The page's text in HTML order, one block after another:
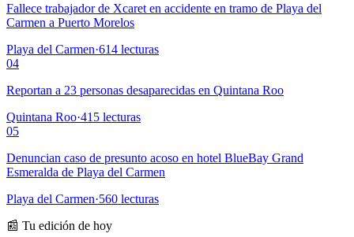
Fallece trabajador de Xcaret en accidente en tramo de Playa del
Carmen a Puerto Morelos
Playa del Carmen·614 lecturas
04
Reportan a 23 personas desaparecidas en Quintana Roo
Quintana Roo·415 lecturas
05
Denuncian caso de presunto acoso en hotel BlueBay Grand
Esmeralda de Playa del Carmen
Playa del Carmen·560 lecturas
📰 Tu edición de hoy